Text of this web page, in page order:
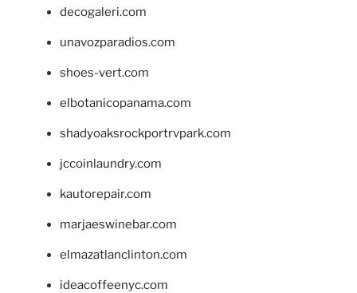
decogaleri.com
unavozparadios.com
shoes-vert.com
elbotanicopanama.com
shadyoaksrockportrvpark.com
jccoinlaundry.com
kautorepair.com
marjaeswinebar.com
elmazatlanclinton.com
ideacoffeenyc.com